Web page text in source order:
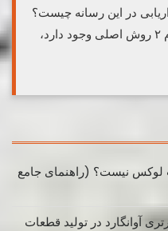
در این رسانه چیست؟
برای بالا بردن ممبر واقعی تلگرام ۲ روش اصلی وجود دارد،
لوکس نیست؟ (راهنمای جامع
آوانگارد در تولید قطعات